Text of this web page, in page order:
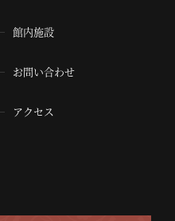
館内施設
お問い合わせ
アクセス